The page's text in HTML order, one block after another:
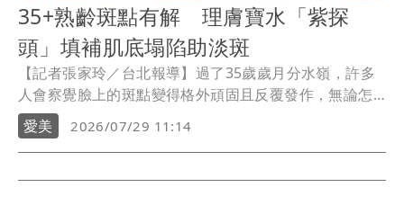
35+熟齡斑點有解 理膚寶水「紫探
頭」填補肌底塌陷助淡斑
【記者張家玲／台北報導】過了35歲歲月分水嶺，許多
人會察覺臉上的斑點變得格外頑固且反覆發作，無論怎
麼努力搽美白產品都難以見效。理膚寶水（LA ROCHE-
POSAY）推出重磅新品「MELA PRO紫探頭」MELA B3
PRO超能淡斑緊緻精粹，對應老化所致的斑點困擾。
愛美 2026/07/29 11:14